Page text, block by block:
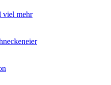
viel mehr